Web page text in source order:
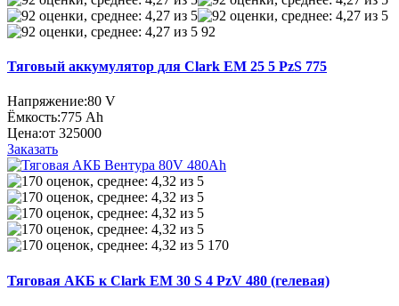
92
Тяговый аккумулятор для Clark EM 25 5 PzS 775
Напряжение:80 V
Ёмкость:775 Ah
Цена:от 325000
Заказать
170
Тяговая АКБ к Clark EM 30 S 4 PzV 480 (гелевая)